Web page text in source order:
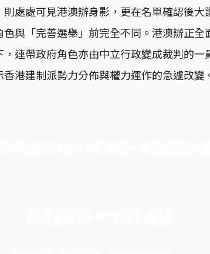
處處可見港澳辦身影，更在名單確認後大
色與「完善選舉」前完全不同。港澳辦正
連帶政府角色亦由中立行政變成裁判的一
港建制派勢力分佈與權力運作的急遽改變